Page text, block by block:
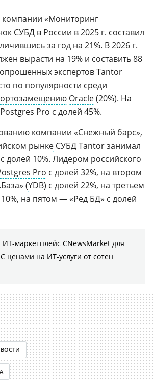
компании «Мониторинг
СУБД в России в 2025 г. составил
за год на 21%. В 2026 г.
вырасти на 19% и составить 88
экспертов Tantor
по популярности среди
Oracle(20%). На
Pro с долей 45%.
компании «Снежный барс»,
рынке СУБД Tantor занимал
долей 10%. Лидером российского
Pro с долей 32%, на втором
(YDB) с долей 22%, на третьем
на пятом — «Ред БД» с долей
маркетплейс CNewsMarket для
ценами на ИТ-услуги от сотен